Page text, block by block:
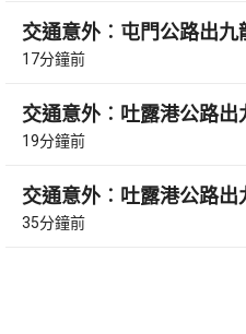
交通意外︰屯門公路出九
17分鐘前
交通意外︰吐露港公路
19分鐘前
交通意外︰吐露港公路
35分鐘前